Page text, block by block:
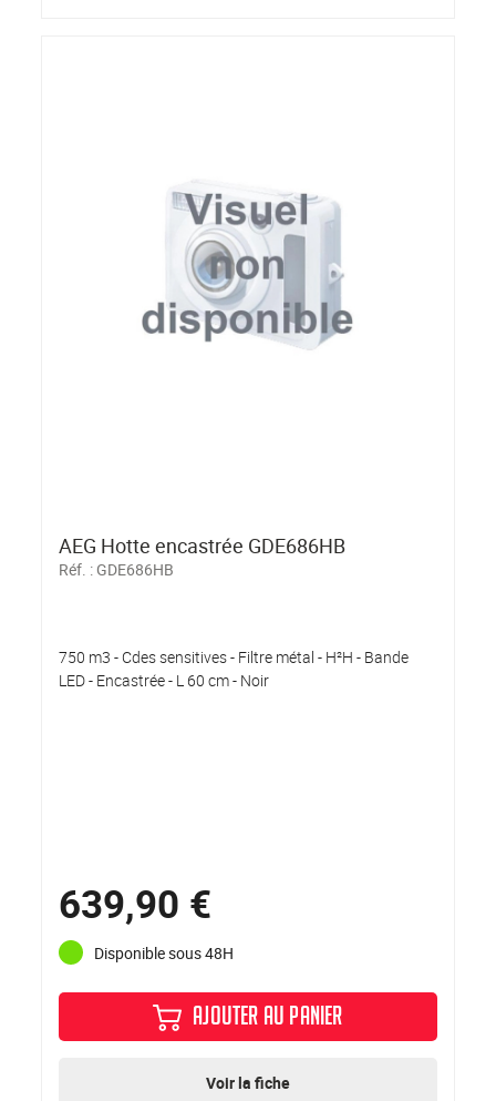
AEG Hotte encastrée GDE686HB
Réf. : GDE686HB
750 m3 - Cdes sensitives - Filtre métal - H²H - Bande
LED - Encastrée - L 60 cm - Noir
639,90 €
Disponible sous 48H
AJOUTER AU PANIER
Voir la fiche